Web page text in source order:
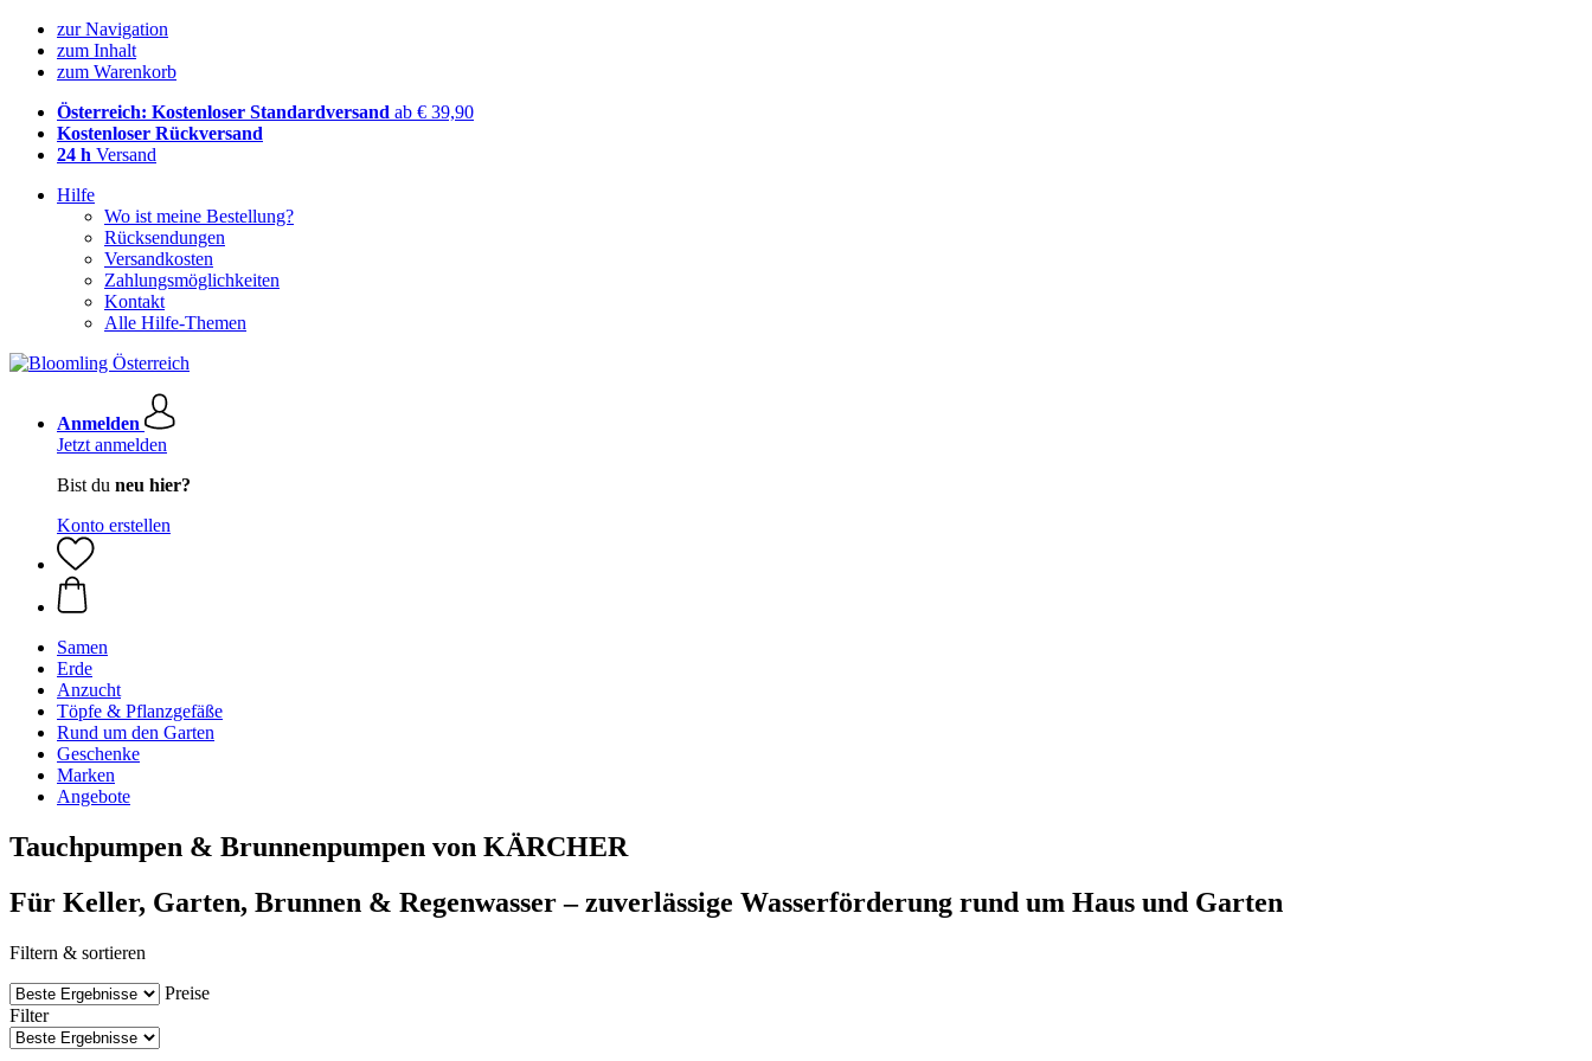
zur Navigation
zum Inhalt
zum Warenkorb
Österreich: Kostenloser Standardversand ab € 39,90
Kostenloser Rückversand
24 h Versand
Hilfe
Wo ist meine Bestellung?
Rücksendungen
Versandkosten
Zahlungsmöglichkeiten
Kontakt
Alle Hilfe-Themen
Anmelden
Jetzt anmelden
Bist du neu hier?
Konto erstellen
Samen
Erde
Anzucht
Töpfe & Pflanzgefäße
Rund um den Garten
Geschenke
Marken
Angebote
Tauchpumpen & Brunnenpumpen von KÄRCHER
Für Keller, Garten, Brunnen & Regenwasser – zuverlässige Wasserförderung rund um Haus und Garten
Filtern & sortieren
Preise
Filter